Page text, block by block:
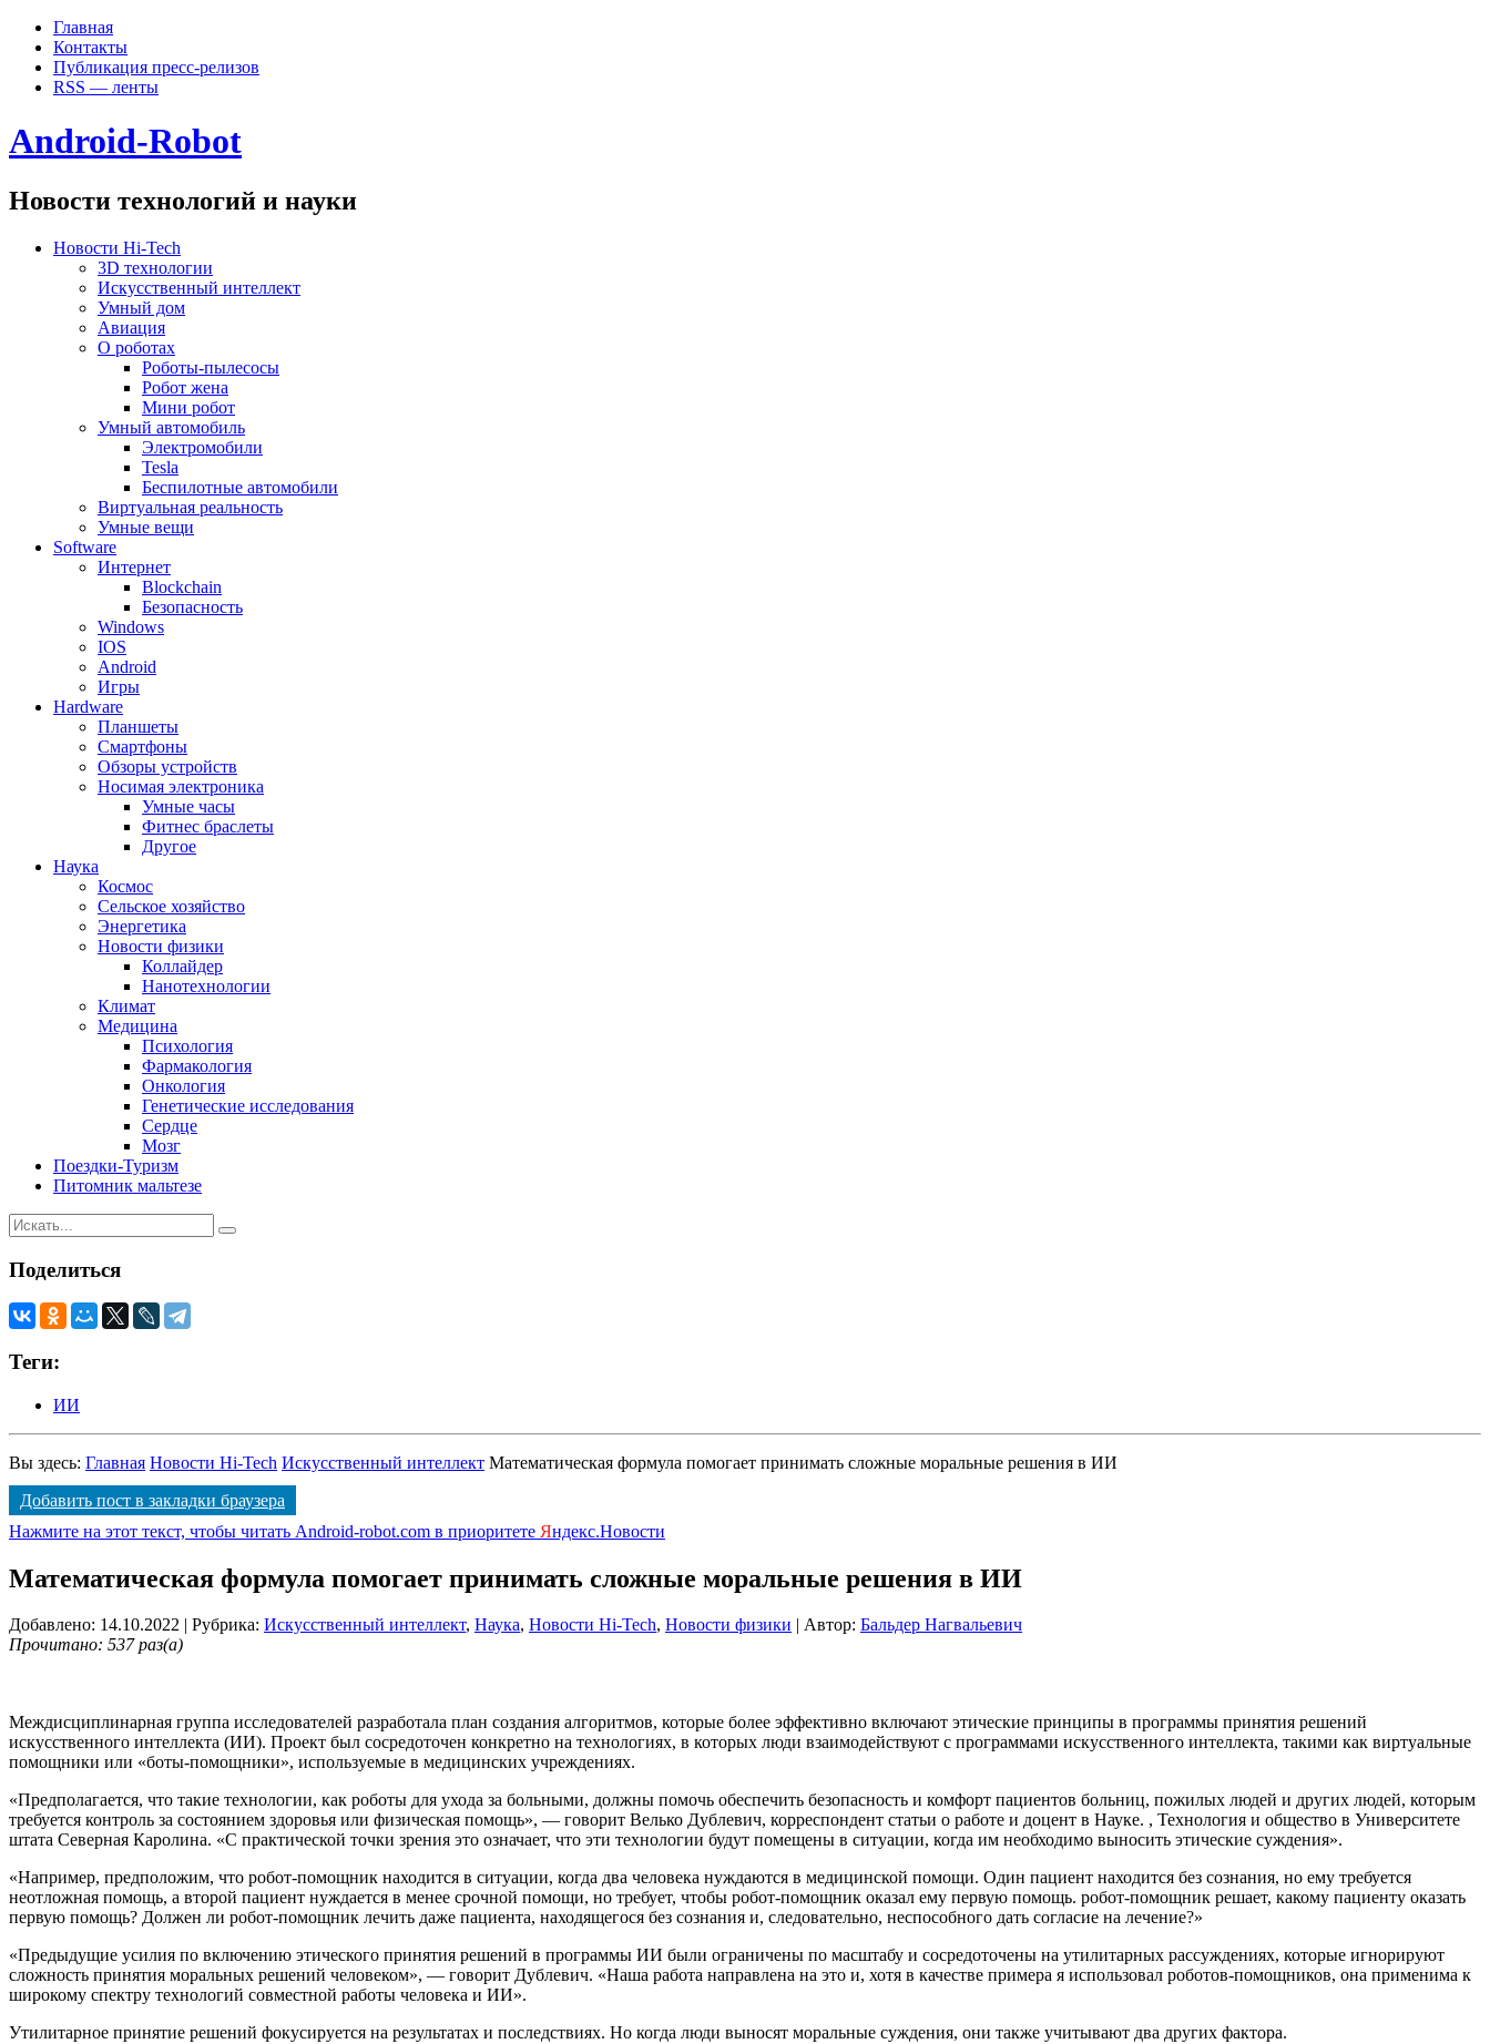
Главная
Контакты
Публикация пресс-релизов
RSS — ленты
Android-Robot
Новости технологий и науки
Новости Hi-Tech
3D технологии
Искусственный интеллект
Умный дом
Авиация
О роботах
Роботы-пылесосы
Робот жена
Мини робот
Умный автомобиль
Электромобили
Tesla
Беспилотные автомобили
Виртуальная реальность
Умные вещи
Software
Интернет
Blockchain
Безопасность
Windows
IOS
Android
Игры
Hardware
Планшеты
Смартфоны
Обзоры устройств
Носимая электроника
Умные часы
Фитнес браслеты
Другое
Наука
Космос
Сельское хозяйство
Энергетика
Новости физики
Коллайдер
Нанотехнологии
Климат
Медицина
Психология
Фармакология
Онкология
Генетические исследования
Сердце
Мозг
Поездки-Туризм
Питомник мальтезе
Поделиться
Теги:
ИИ
Вы здесь: Главная Новости Hi-Tech Искусственный интеллект Математическая формула помогает принимать сложные моральные решения в ИИ
Добавить пост в закладки браузера
Нажмите на этот текст, чтобы читать Android-robot.com в приоритете Яндекс.Новости
Математическая формула помогает принимать сложные моральные решения в ИИ
Добавлено: 14.10.2022 | Рубрика: Искусственный интеллект, Наука, Новости Hi-Tech, Новости физики | Автор: Бальдер Нагвальевич
Прочитано: 537 раз(а)
Междисциплинарная группа исследователей разработала план создания алгоритмов, которые более эффективно включают этические принципы в программы принятия решений
искусственного интеллекта (ИИ). Проект был сосредоточен конкретно на технологиях, в которых люди взаимодействуют с программами искусственного интеллекта, такими как виртуальные
помощники или «боты-помощники», используемые в медицинских учреждениях.
«Предполагается, что такие технологии, как роботы для ухода за больными, должны помочь обеспечить безопасность и комфорт пациентов больниц, пожилых людей и других людей, которым
требуется контроль за состоянием здоровья или физическая помощь», — говорит Велько Дублевич, корреспондент статьи о работе и доцент в Науке. , Технология и общество в Университете
штата Северная Каролина. «С практической точки зрения это означает, что эти технологии будут помещены в ситуации, когда им необходимо выносить этические суждения».
«Например, предположим, что робот-помощник находится в ситуации, когда два человека нуждаются в медицинской помощи. Один пациент находится без сознания, но ему требуется
неотложная помощь, а второй пациент нуждается в менее срочной помощи, но требует, чтобы робот-помощник оказал ему первую помощь. робот-помощник решает, какому пациенту оказать
первую помощь? Должен ли робот-помощник лечить даже пациента, находящегося без сознания и, следовательно, неспособного дать согласие на лечение?»
«Предыдущие усилия по включению этического принятия решений в программы ИИ были ограничены по масштабу и сосредоточены на утилитарных рассуждениях, которые игнорируют
сложность принятия моральных решений человеком», — говорит Дублевич. «Наша работа направлена ​​на это и, хотя в качестве примера я использовал роботов-помощников, она применима к
широкому спектру технологий совместной работы человека и ИИ».
Утилитарное принятие решений фокусируется на результатах и ​​последствиях. Но когда люди выносят моральные суждения, они также учитывают два других фактора.